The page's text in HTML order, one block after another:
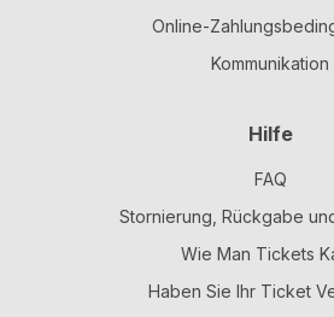
Online-
Kommunikation
Hilfe
FAQ
Stornierung, Rückgabe
Wie Man Tickets
Haben Sie Ihr Ticket